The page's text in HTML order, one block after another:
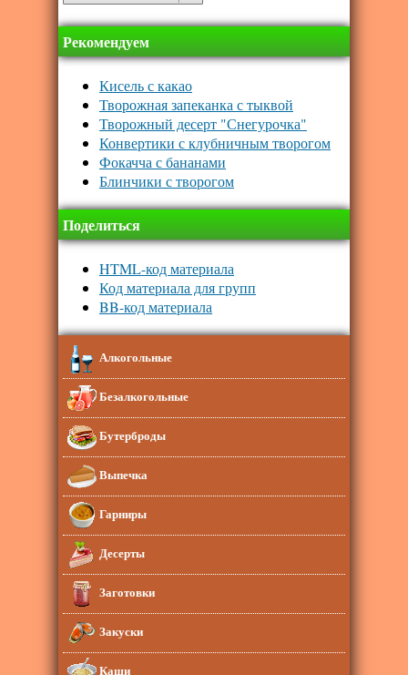
Рекомендуем
Кисель с какао
Творожная запеканка с тыквой
Творожный десерт "Снегурочка"
Конвертики с клубничным творогом
Фокачча с бананами
Блинчики с творогом
Поделиться
HTML-код материала
Код материала для групп
BB-код материала
Алкогольные
Безалкогольные
Бутерброды
Выпечка
Гарниры
Десерты
Заготовки
Закуски
Каши